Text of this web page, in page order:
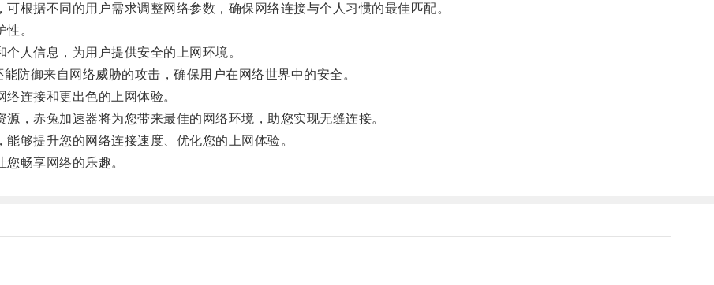
据不同的用户需求调整网络参数，确保网络连接与个人习惯的最佳匹配。
。
人信息，为用户提供安全的上网环境。
御来自网络威胁的攻击，确保用户在网络世界中的安全。
连接和更出色的上网体验。
赤兔加速器将为您带来最佳的网络环境，助您实现无缝连接。
提升您的网络连接速度、优化您的上网体验。
畅享网络的乐趣。